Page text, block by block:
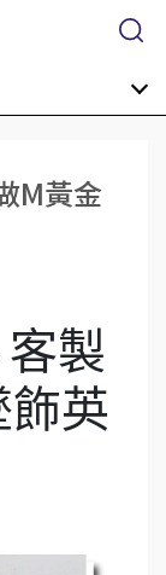
M黃金
製
英